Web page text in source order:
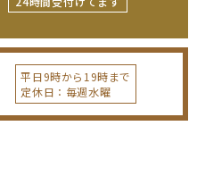
平日9時から19時まで
定休日：毎週水曜